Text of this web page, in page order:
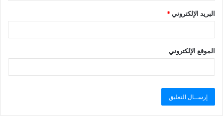
البريد الإلكتروني*
الموقع الإلكتروني